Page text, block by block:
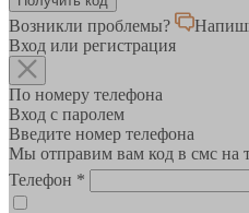
Возникли проблемы?
Вход или регистрация
По номеру телефона
Вход с паролем
Введите номер телефона
Мы отправим вам код в смс на
Телефон *